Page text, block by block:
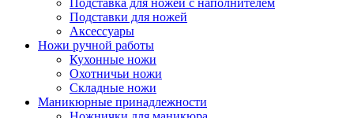
Подставка для ножей с наполнителем
Подставки для ножей
Аксессуары
Ножи ручной работы
Кухонные ножи
Охотничьи ножи
Складные ножи
Маникюрные принадлежности